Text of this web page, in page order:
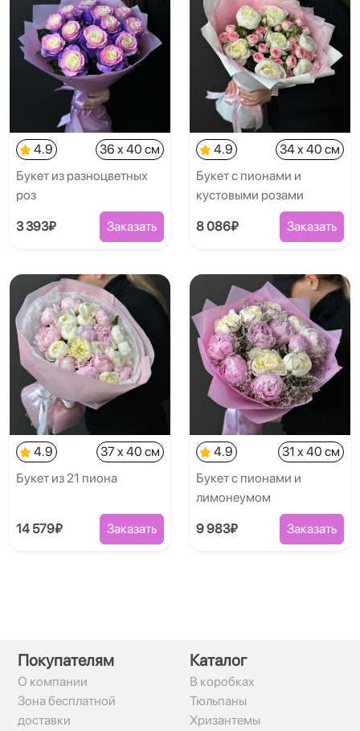
4.9
36 x 40 см
Букет из разноцветных
роз
3 393₽ Заказать
4.9
34 x 40 см
Букет с пионами и
кустовыми розами
8 086₽ Заказать
4.9
37 x 40 см
Букет из 21 пиона
14 579₽ Заказать
4.9
31 x 40 см
Букет с пионами и
лимонеумом
9 983₽ Заказать
Покупателям
О компании
Зона бесплатной
доставки
Каталог
В коробках
Тюльпаны
Хризантемы